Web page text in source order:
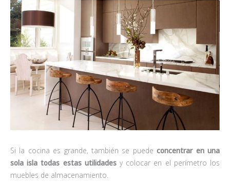
Si la cocina es grande, también se puedeconcentrar en una
sola isla todas estas utilidadesy colocar en el perímetro los
muebles de almacenamiento.